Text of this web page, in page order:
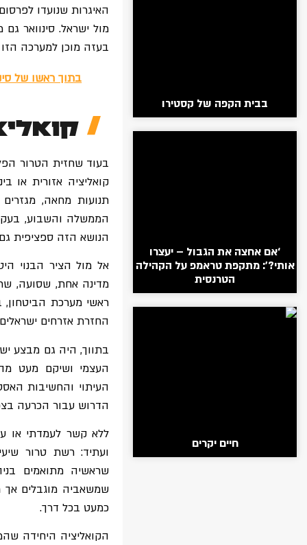
בבית הקפה של קסטירו
‘אם אחצה את הגבול – יעצרו
אותי?’: מתקפת טראמפ על הקהילה
הטרנסית
חיים יקרים
האיגרות שנועדו
מול ישראל. סינוואר
בעזה מוכן למערכה
בתוך ראשו של
בעוד שחזית הטרור
קואליציה אזורית או
תנועות מחאה,
הממשלה והשבוע,
הנושא הזה ספציפית גם
אל מול הציר הבנוי
מדינה אחת, שסועה,
ראשי מערכת הביטחון,
החזרת אזרחים
בתווך, היה גם מבצע
העצמי ושיקם מעט
העיתוי והחשיבות
הדרוש עבור הכרעה
ללא קשר לעמדתי או
ועתיד: רשת טרור
שראשיה מתואמים
שמשאביה מוגבלים אך
כמעט בכל דרך.
הקואליציה היחידה